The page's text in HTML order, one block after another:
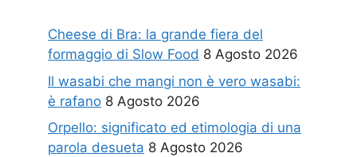
Cheese di Bra: la grande fiera del
formaggio di Slow Food 8 Agosto 2026
Il wasabi che mangi non è vero wasabi:
è rafano 8 Agosto 2026
Orpello: significato ed etimologia di una
parola desueta 8 Agosto 2026